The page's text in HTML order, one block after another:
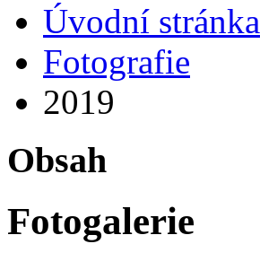
Úvodní stránka
Fotografie
2019
Obsah
Fotogalerie